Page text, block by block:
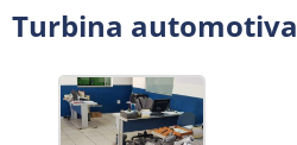
Turbina automotiva